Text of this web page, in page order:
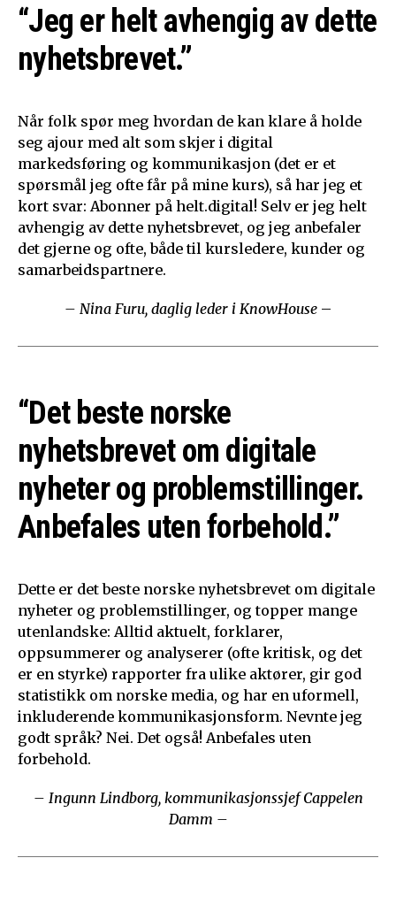
“Jeg er helt avhengig av dette
nyhetsbrevet.”
Når folk spør meg hvordan de kan klare å holde
seg ajour med alt som skjer i digital
markedsføring og kommunikasjon (det er et
spørsmål jeg ofte får på mine kurs), så har jeg et
kort svar: Abonner på helt.digital! Selv er jeg helt
avhengig av dette nyhetsbrevet, og jeg anbefaler
det gjerne og ofte, både til kursledere, kunder og
samarbeidspartnere.
– Nina Furu, daglig leder i KnowHouse –
“Det beste norske
nyhetsbrevet om digitale
nyheter og problemstillinger.
Anbefales uten forbehold.”
Dette er det beste norske nyhetsbrevet om digitale
nyheter og problemstillinger, og topper mange
utenlandske: Alltid aktuelt, forklarer,
oppsummerer og analyserer (ofte kritisk, og det
er en styrke) rapporter fra ulike aktører, gir god
statistikk om norske media, og har en uformell,
inkluderende kommunikasjonsform. Nevnte jeg
godt språk? Nei. Det også! Anbefales uten
forbehold.
– Ingunn Lindborg, kommunikasjonssjef Cappelen
Damm –